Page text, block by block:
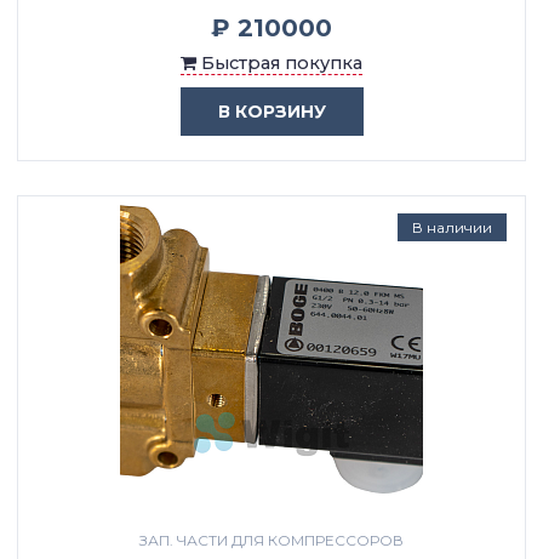
₽ 210000
Быстрая покупка
В КОРЗИНУ
В наличии
ЗАП. ЧАСТИ ДЛЯ КОМПРЕССОРОВ